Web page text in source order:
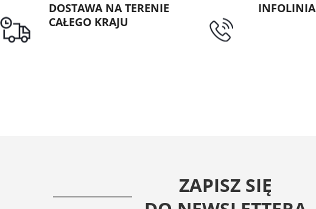
DOSTAWA NA TERENIE
CAŁEGO KRAJU
INFOLINIA
ZAPISZ SIĘ